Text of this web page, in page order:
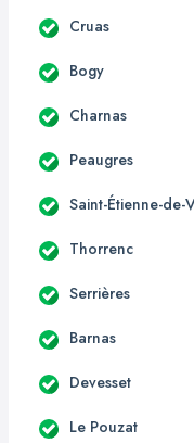
Cruas
Bogy
Charnas
Peaugres
Saint-Étienne-de-
Thorrenc
Serrières
Barnas
Devesset
Le Pouzat